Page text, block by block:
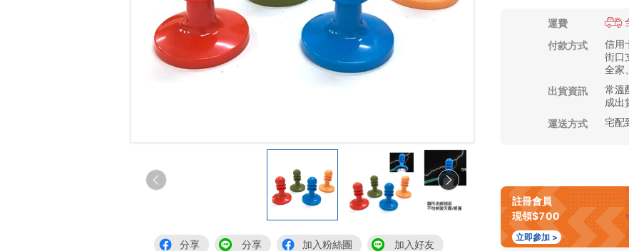
分享 分享 加入粉絲團 加入好友
運費
付款方式
信用
街口
全家
出貨資訊
常溫
成出
運送方式
宅配
註冊會員
現領$700
立即參加 >